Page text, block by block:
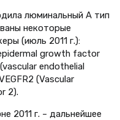
люминальный А тип
некоторые
(июль 2011 г.):
growth factor
endothelial
(Vascular
2).
2011 г. – дальнейшее